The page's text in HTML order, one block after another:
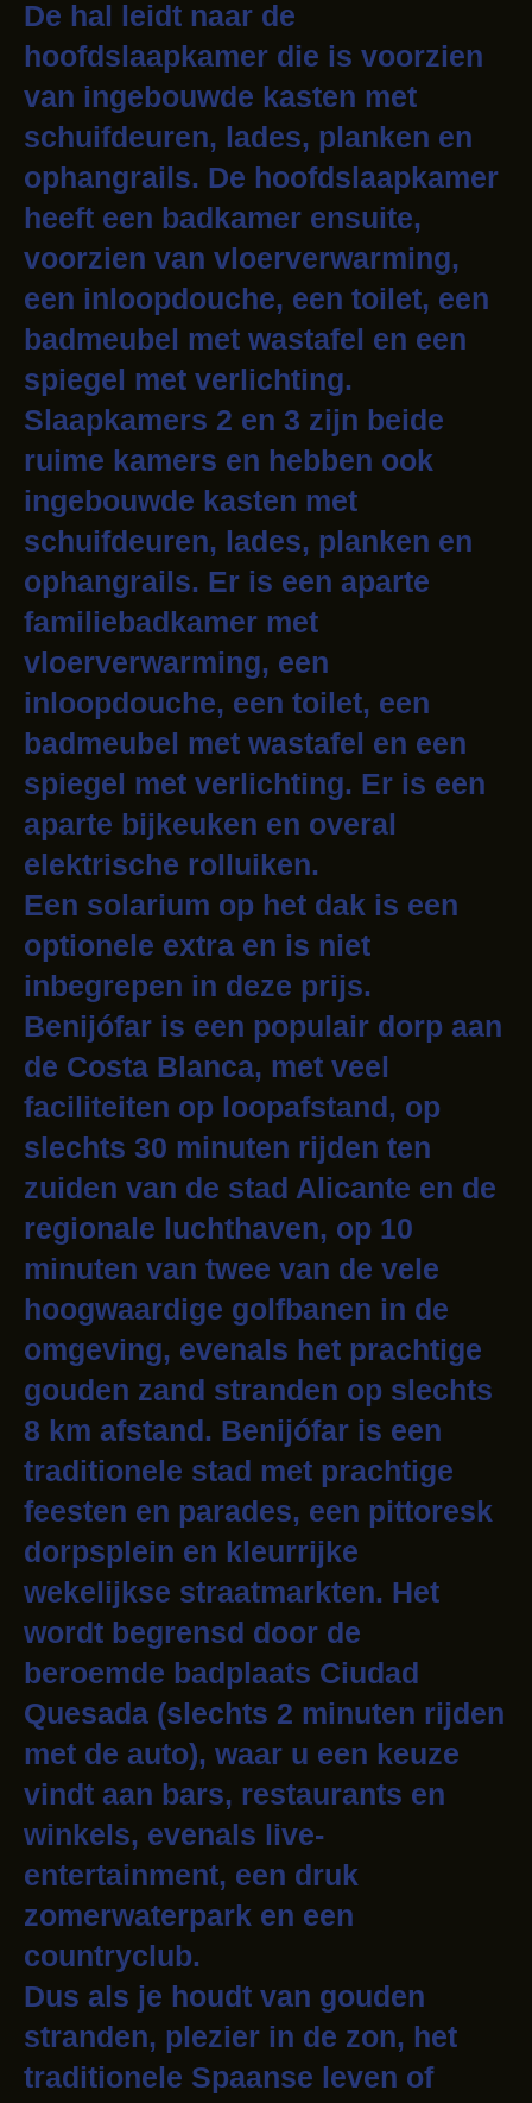
De hal leidt naar de
hoofdslaapkamer die is voorzien
van ingebouwde kasten met
schuifdeuren, lades, planken en
ophangrails. De hoofdslaapkamer
heeft een badkamer ensuite,
voorzien van vloerverwarming,
een inloopdouche, een toilet, een
badmeubel met wastafel en een
spiegel met verlichting.
Slaapkamers 2 en 3 zijn beide
ruime kamers en hebben ook
ingebouwde kasten met
schuifdeuren, lades, planken en
ophangrails. Er is een aparte
familiebadkamer met
vloerverwarming, een
inloopdouche, een toilet, een
badmeubel met wastafel en een
spiegel met verlichting. Er is een
aparte bijkeuken en overal
elektrische rolluiken.
Een solarium op het dak is een
optionele extra en is niet
inbegrepen in deze prijs.
Benijófar is een populair dorp aan
de Costa Blanca, met veel
faciliteiten op loopafstand, op
slechts 30 minuten rijden ten
zuiden van de stad Alicante en de
regionale luchthaven, op 10
minuten van twee van de vele
hoogwaardige golfbanen in de
omgeving, evenals het prachtige
gouden zand stranden op slechts
8 km afstand. Benijófar is een
traditionele stad met prachtige
feesten en parades, een pittoresk
dorpsplein en kleurrijke
wekelijkse straatmarkten. Het
wordt begrensd door de
beroemde badplaats Ciudad
Quesada (slechts 2 minuten rijden
met de auto), waar u een keuze
vindt aan bars, restaurants en
winkels, evenals live-
entertainment, een druk
zomerwaterpark en een
countryclub.
Dus als je houdt van gouden
stranden, plezier in de zon, het
traditionele Spaanse leven of